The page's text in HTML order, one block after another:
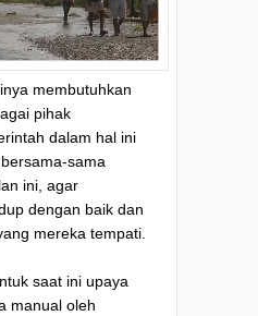
membutuhkan
pihak
dalam hal ini
sama
ini, agar
dengan baik dan
mereka tempati.
saat ini upaya
manual oleh